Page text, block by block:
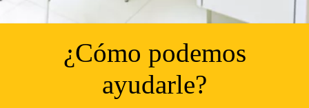
¿Cómo podemos
ayudarle?